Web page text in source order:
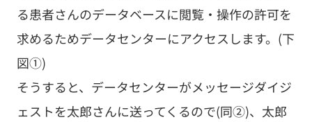
る患者さんのデータベースに閲覧・操作の許可を
求めるためデータセンターにアクセスします。(下
図①)
そうすると、データセンターがメッセージダイジ
ェストを太郎さんに送ってくるので(同②)、太郎